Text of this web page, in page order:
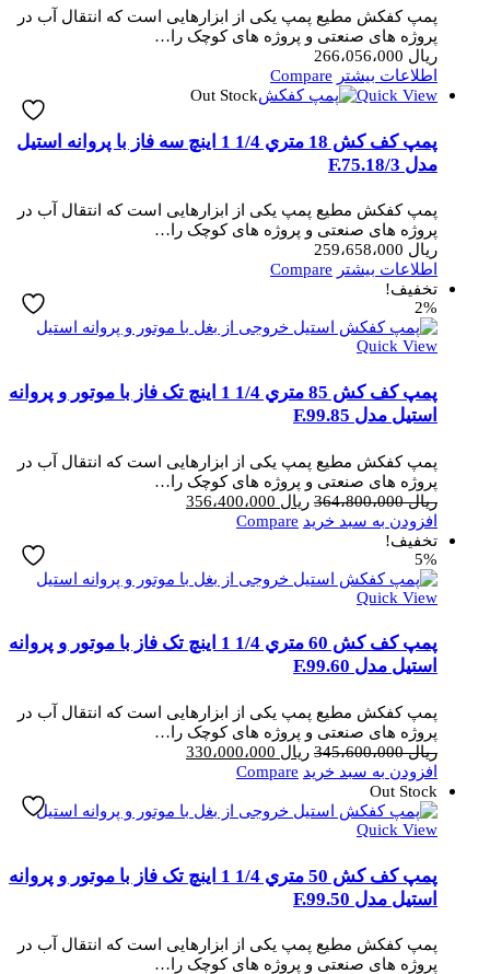
پمپ کفکش مطیع پمپ یکی از ابزارهایی است که انتقال آب در
پروژه های صنعتی و پروژه های کوچک را…
ریال
اطلاعات بیشتر Compare
Out Stock
Quick View
پمپ کف کش 18 متري 1/4 1 اینچ سه فاز با پروانه استیل
مدل 3/F.75.18
پمپ کفکش مطیع پمپ یکی از ابزارهایی است که انتقال آب در
پروژه های صنعتی و پروژه های کوچک را…
ریال
اطلاعات بیشتر Compare
تخفیف!
2%
Quick View
پمپ کف کش 85 متري 1/4 1 اینچ تک فاز با موتور و پروانه
استیل مدل F.99.85
پمپ کفکش مطیع پمپ یکی از ابزارهایی است که انتقال آب در
پروژه های صنعتی و پروژه های کوچک را…
ریال364،800،000
قیمت
اصلی
ریال
افزودن به سبد خرید Compare
تخفیف!
5%
Quick View
پمپ کف کش 60 متري 1/4 1 اینچ تک فاز با موتور و پروانه
استیل مدل F.99.60
پمپ کفکش مطیع پمپ یکی از ابزارهایی است که انتقال آب در
پروژه های صنعتی و پروژه های کوچک را…
ریال345،600،000
قیمت
اصلی
بود.
ریال
است.
افزودن به سبد خرید Compare
Out Stock
Quick View
پمپ کف کش 50 متري 1/4 1 اینچ تک فاز با موتور و پروانه
استیل مدل F.99.50
پمپ کفکش مطیع پمپ یکی از ابزارهایی است که انتقال آب در
پروژه های صنعتی و پروژه های کوچک را…